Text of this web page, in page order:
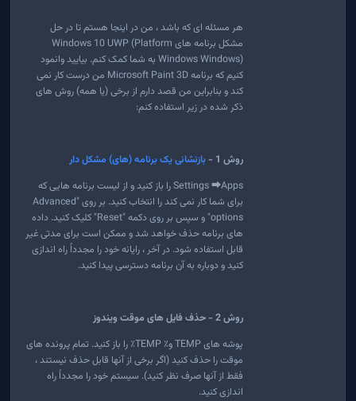
هر مسئله ای که باشد ، من در اینجا هستم تا در حل
مشکل برنامه های Windows 10 UWP (Platform
Windows Windows) به شما کمک کنم. بیایید وانمود
کنیم که برنامه Microsoft Paint 3D من درست کار نمی
کند و بنابراین من قصد دارم از برخی (یا همه) روش های
ذکر شده در زیر استفاده کنم:
روش 1 -
بازنشانی یک برنامه (های) مشکل دار
Settings ⮕Apps را باز کنید و از لیست برنامه هایی که
برای شما کار نمی کند را انتخاب کنید. بر روی "Advanced
options" و سپس بر روی دکمه "Reset" کلیک کنید. داده
های برنامه حذف خواهد شد و ممکن است برای مدتی غیر
قابل استفاده شود. در آخر ، رایانه خود را مجدداً راه اندازی
کنید و دوباره به آن برنامه دسترسی پیدا کنید.
روش 2 - حذف فایل های موقت ویندوز
پوشه های TEMP و٪ TEMP٪ را باز کنید. تمام پرونده های
موقت را حذف کنید (اگر برخی از آنها قابل حذف نیستند ،
فقط از آنها صرف نظر کنید). سیستم خود را مجدداً راه
اندازی کنید.